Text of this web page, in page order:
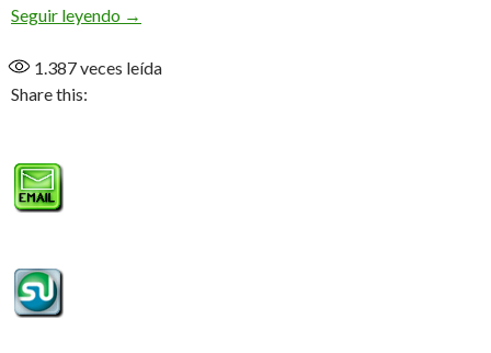
Seguir leyendo
Cristiano tumba a la «Juve»
→
1.387veces leída
Share this: